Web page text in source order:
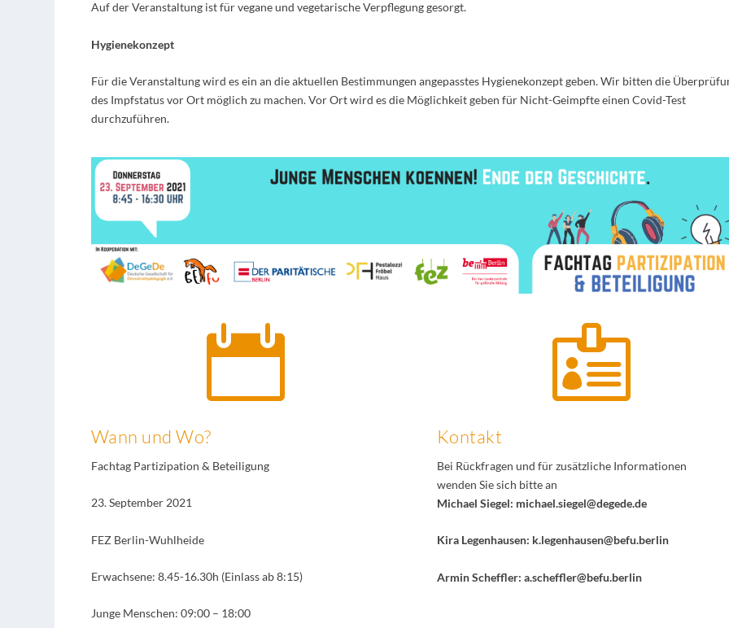
Auf der Veranstaltung ist für vegane und vegetarische Verpflegung gesorgt.
Hygienekonzept
Für die Veranstaltung wird es ein an die aktuellen Bestimmungen angepasstes Hygienekonzept geben. Wir bitten die
des Impfstatus vor Ort möglich zu machen. Vor Ort wird es die Möglichkeit geben für Nicht-Geimpfte einen Covid-Test
durchzuführen.

Wann und Wo?
Fachtag Partizipation & Beteiligung
23. September 2021
FEZ Berlin-Wuhlheide
Erwachsene: 8.45-16.30h (Einlass ab 8:15)
Junge Menschen: 09:00 – 18:00

Kontakt
Bei Rückfragen und für zusätzliche Informationen
wenden Sie sich bitte an
Michael Siegel: michael.siegel@degede.de
Kira Legenhausen: k.legenhausen@befu.berlin
Armin Scheffler: a.scheffler@befu.berlin